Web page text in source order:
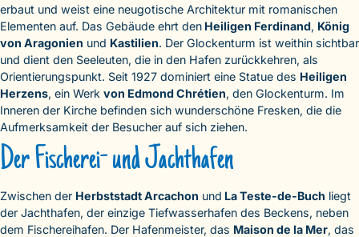
erbaut und weist eine neugotische Architektur mit romanischen
Elementen auf. Das Gebäude ehrt den Heiligen Ferdinand, König
von Aragonien und Kastilien. Der Glockenturm ist weithin sichtbar
und dient den Seeleuten, die in den Hafen zurückkehren, als
Orientierungspunkt. Seit 1927 dominiert eine Statue des Heiligen
Herzens, ein Werk von Edmond Chrétien, den Glockenturm. Im
Inneren der Kirche befinden sich wunderschöne Fresken, die die
Aufmerksamkeit der Besucher auf sich ziehen.
Der Fischerei- und Jachthafen
Zwischen der Herbststadt Arcachon und La Teste-de-Buch liegt
der Jachthafen, der einzige Tiefwasserhafen des Beckens, neben
dem Fischereihafen. Der Hafenmeister, das Maison de la Mer, das